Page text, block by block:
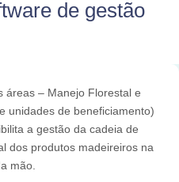
de gestão
áreas – Manejo Florestal e
unidades de beneficiamento)
a gestão da cadeia de
dos produtos madeireiros na
mão.